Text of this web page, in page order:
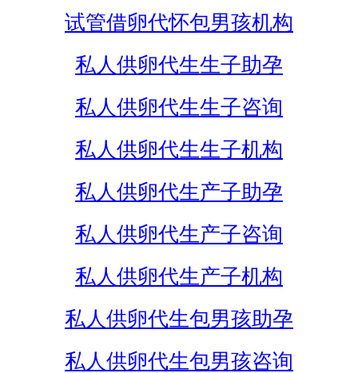
试管借卵代怀包男孩机构
私人供卵代生生子助孕
私人供卵代生生子咨询
私人供卵代生生子机构
私人供卵代生产子助孕
私人供卵代生产子咨询
私人供卵代生产子机构
私人供卵代生包男孩助孕
私人供卵代生包男孩咨询